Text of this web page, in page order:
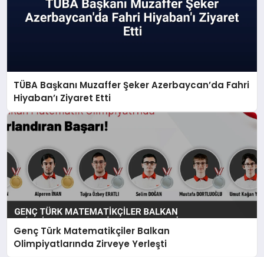
TÜBA Başkanı Muzaffer Şeker Azerbaycan’da Fahri
Hiyaban’ı Ziyaret Etti
Genç Türk Matematikçiler Balkan
Olimpiyatlarında Zirveye Yerleşti